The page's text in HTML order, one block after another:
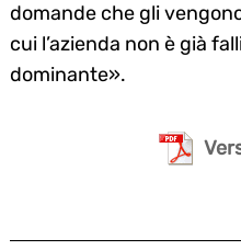
domande che gli
cui l’azienda non è già
dominante».